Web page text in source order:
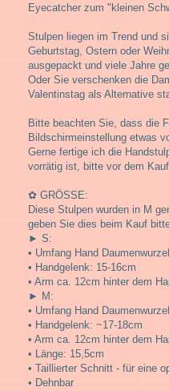
Eyecatcher zum "kleinen
Stulpen liegen im Trend und
Geburtstag, Ostern oder
ausgepackt und viele Jahre
Oder Sie verschenken die
Valentinstag als Alternative
Bitte beachten Sie, dass die
Bildschirmeinstellung etwas
Gerne fertige ich die
vorrätig ist, bitte vor dem Kauf
✿ GRÖSSE:
Diese Stulpen wurden in M
geben Sie dies beim Kauf
► S:
• Umfang Hand
• Handgelenk: 15-16cm
• Arm ca. 12cm hinter dem
► M:
• Umfang Hand
• Handgelenk: ~17-18cm
• Arm ca. 12cm hinter dem
• Länge: 15,5cm
• Taillierter Schnitt - für eine
• Dehnbar